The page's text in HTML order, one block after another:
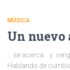
MÚSICA
Un nuevo
… se acerca… y
Hablando de